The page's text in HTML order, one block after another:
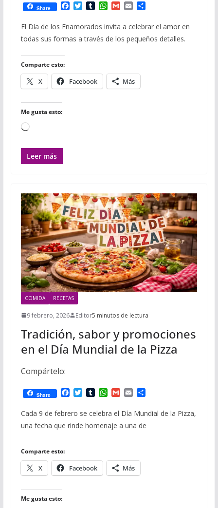
Share
F
c
e
b
T
i
t
t
T
m
b
l
W
a
t
s
G
a
i
l
E
a
i
l
C
m
p
a
El Día de los Enamorados invita a celebrar el amor en
todas sus formas a través de los pequeños detalles.
Comparte esto:
X Facebook Más
Me gusta esto:
Cargando...
Leer más
COMIDA RECETAS
9 febrero, 2026 Editor5 minutos de lectura
Tradición, sabor y promociones
en el Día Mundial de la Pizza
Compártelo:
Share
F
c
e
b
T
i
t
t
T
m
b
l
W
a
t
s
G
a
i
l
E
a
i
l
C
m
p
a
Cada 9 de febrero se celebra el Día Mundial de la Pizza,
una fecha que rinde homenaje a una de
Comparte esto:
X Facebook Más
Me gusta esto: